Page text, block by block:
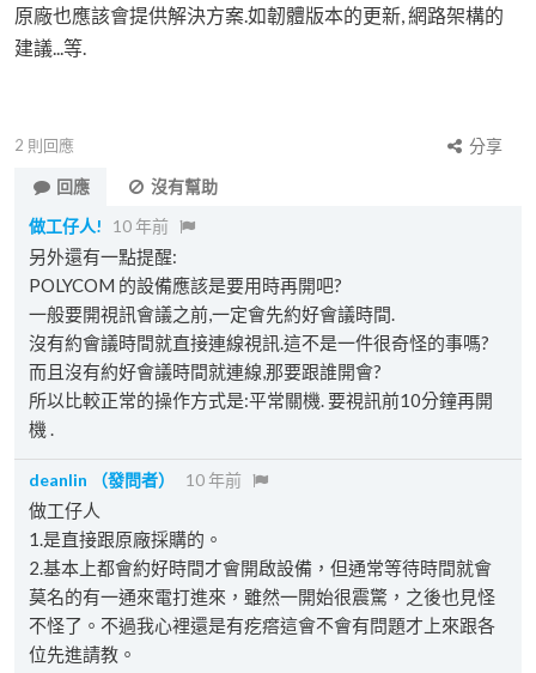
原廠也應該會提供解決方案.如韌體版本的更新, 網路架構的
建議...等.
2 則回應
分享
回應
沒有幫助
做工仔人!
10 年前
另外還有一點提醒:
POLYCOM 的設備應該是要用時再開吧?
一般要開視訊會議之前,一定會先約好會議時間.
沒有約會議時間就直接連線視訊.這不是一件很奇怪的事嗎?
而且沒有約好會議時間就連線,那要跟誰開會?
所以比較正常的操作方式是:平常關機. 要視訊前10分鐘再開
機 .
deanlin （發問者） 10 年前
做工仔人
1.是直接跟原廠採購的。
2.基本上都會約好時間才會開啟設備，但通常等待時間就會
莫名的有一通來電打進來，雖然一開始很震驚，之後也見怪
不怪了。不過我心裡還是有疙瘩這會不會有問題才上來跟各
位先進請教。